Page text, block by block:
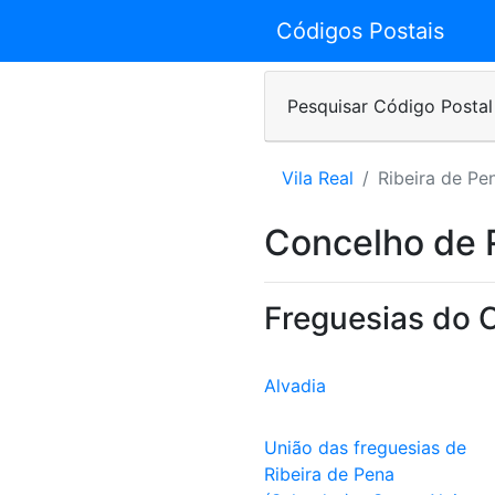
Códigos Postais
Pesquisar Código Postal
Vila Real Ribeira de
Concelho de
Freguesias do
Alvadia
União das freguesias de
Ribeira de Pena